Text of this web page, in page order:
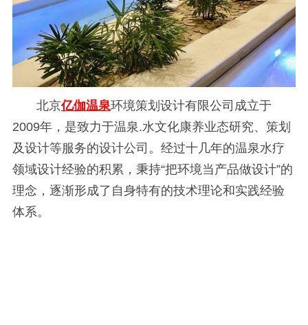
北京亿伽温泉环境策划设计有限公司成立于
2009年，是致力于温泉.水文化康养业态研究、策划
及设计等服务的设计公司。经过十几年的温泉水疗
领域设计经验的积累，秉持“把环境当产品做设计”的
理念，逐渐形成了自身特有的技术理论和实践经验
体系。